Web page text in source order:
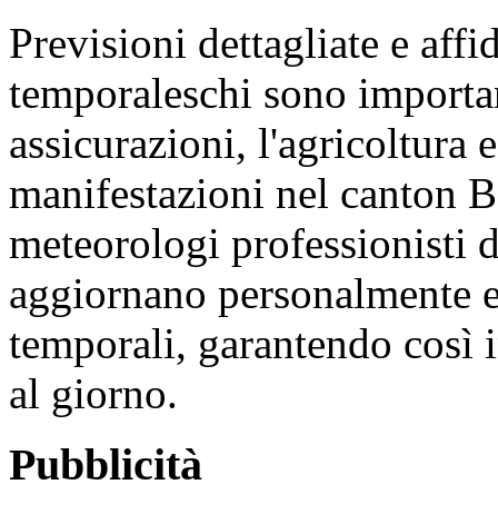
Previsioni dettagliate e
temporaleschi sono
assicurazioni, l'agricoltura
manifestazioni nel canton
meteorologi professionisti
aggiornano
temporali, garantendo
al giorno.
Pubblicità